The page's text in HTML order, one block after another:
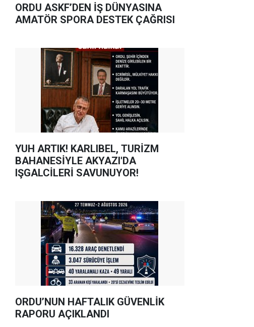
ORDU ASKF’DEN İŞ DÜNYASINA
AMATÖR SPORA DESTEK ÇAĞRISI
YUH ARTIK! KARLIBEL, TURİZM
BAHANESİYLE AKYAZI'DA
IŞGALCİLERİ SAVUNUYOR!
ORDU’NUN HAFTALIK GÜVENLİK
RAPORU AÇIKLANDI